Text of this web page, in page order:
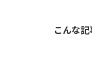
こんな